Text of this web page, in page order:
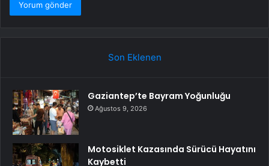
Son Eklenen
Gaziantep’te Bayram Yoğunluğu
Ağustos 9, 2026
Motosiklet Kazasında Sürücü Hayatını
Kaybetti